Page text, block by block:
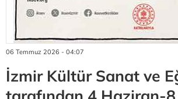
06 Temmuz 2026 - 04:07
İzmir Kültür Sanat ve